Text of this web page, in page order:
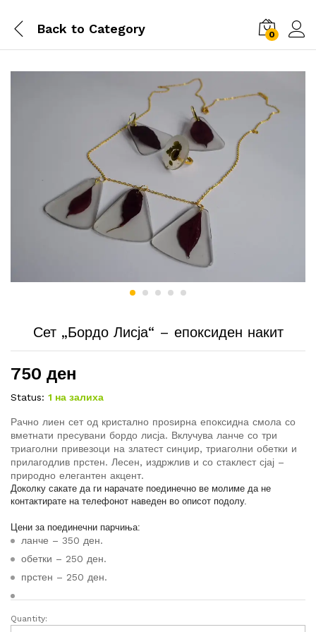
Back to Category 0
Сет „Бордо Лисја“ – епоксиден накит
750 ден
Status: 1 на залиха
Рачно лиен сет од кристално проѕирна епоксидна смола со
вметнати пресувани бордо лисја. Вклучува ланче со три
триаголни привезоци на златест синџир, триаголни обетки и
прилагодлив прстен. Лесен, издржлив и со стаклест сјај –
природно елегантен акцент.
Доколку сакате да ги нарачате поединечно ве молиме да не
контактирате на телефонот наведен во описот подолу.
Цени за поединечни парчиња:
ланче – 350 ден.
обетки – 250 ден.
прстен – 250 ден.
Сет
Quantity: